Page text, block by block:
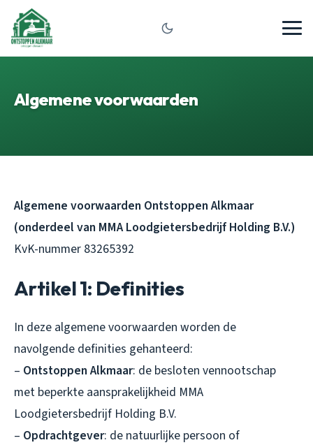
Algemene voorwaarden
Algemene voorwaarden Ontstoppen Alkmaar
(onderdeel van MMA Loodgietersbedrijf Holding B.V.)
KvK-nummer 83265392
Artikel 1: Definities
In deze algemene voorwaarden worden de
navolgende definities gehanteerd:
– Ontstoppen Alkmaar: de besloten vennootschap
met beperkte aansprakelijkheid MMA
Loodgietersbedrijf Holding B.V.
– Opdrachtgever: de natuurlijke persoon of